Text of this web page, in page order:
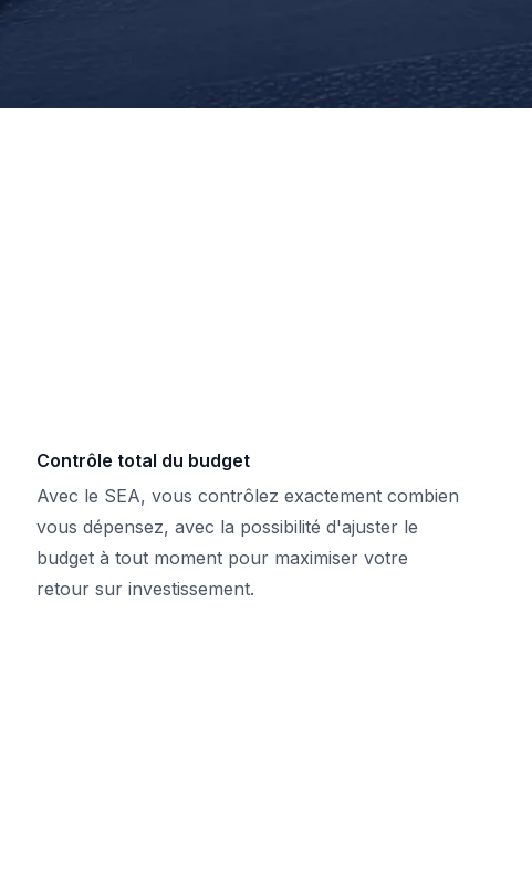
Contrôle total du budget
Avec le SEA, vous contrôlez exactement combien
vous dépensez, avec la possibilité d'ajuster le
budget à tout moment pour maximiser votre
retour sur investissement.